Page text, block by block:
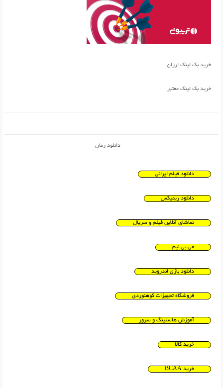
خرید بک لینک ارزان
خرید بک لینک معتبر
دانلود رمان
دانلود فیلم ایرانی
دانلود ریمیکس
تماشای آنلاین فیلم و سریال
می بی نیم
دانلود بازی اندروید
فروشگاه تجهیزات کوهنوردی
آموزش هاستینگ و سرور
خرید کالا
خرید BCAA